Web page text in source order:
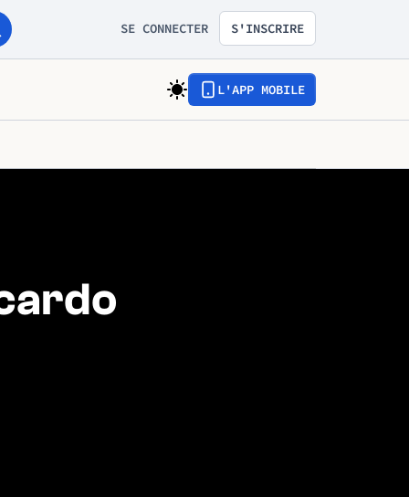
SE CONNECTER S'INSCRIRE
L'APP MOBILE